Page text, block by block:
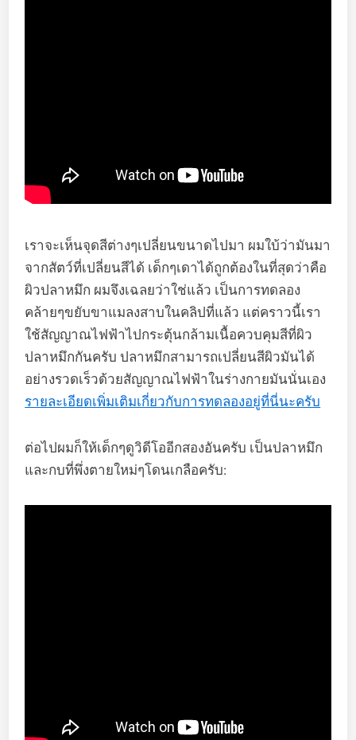
เราจะเห็นจุดสีต่างๆเปลี่ยนขนาดไปมา ผมใบ้ว่ามันมา
จากสัตว์ที่เปลี่ยนสีได้ เด็กๆเดาได้ถูกต้องในที่สุดว่าคือ
ผิวปลาหมึก ผมจึงเฉลยว่าใช่แล้ว เป็นการทดลอง
คล้ายๆขยับขาแมลงสาบในคลิปที่แล้ว แต่คราวนี้เรา
ใช้สัญญาณไฟฟ้าไปกระตุ้นกล้ามเนื้อควบคุมสีที่ผิว
ปลาหมึกกันครับ ปลาหมึกสามารถเปลี่ยนสีผิวมันได้
อย่างรวดเร็วด้วยสัญญาณไฟฟ้าในร่างกายมันนั่นเอง
รายละเอียดเพิ่มเติมเกี่ยวกับการทดลองอยู่ที่นี่นะครับ
ต่อไปผมก็ให้เด็กๆดูวิดีโออีกสองอันครับ เป็นปลาหมึก
และกบที่พึ่งตายใหม่ๆโดนเกลือครับ: